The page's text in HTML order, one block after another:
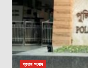
প্রধান সংবাদ